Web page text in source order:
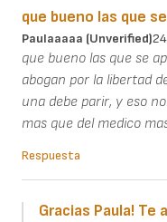
que bueno las que
Paulaaaaa (unverified)
que bueno las que se
abogan por la libertad
una debe parir, y eso
mas que del medico
Respuesta
Gracias Paula! Te